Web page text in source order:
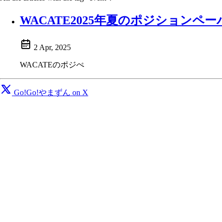
WACATE2025年夏のポジションペー
2 Apr, 2025
WACATEのポジぺ
Go!Go!やまずん on X